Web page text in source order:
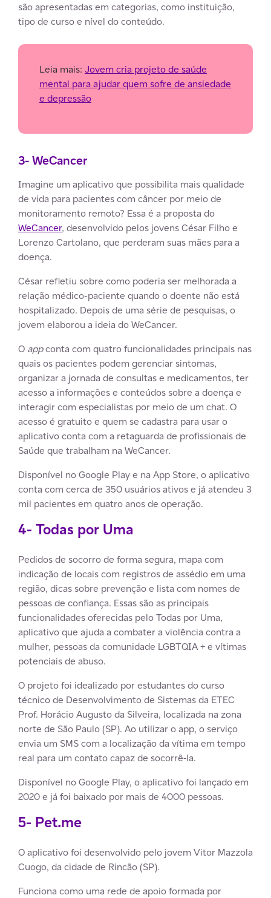
são apresentadas em categorias, como instituição,
tipo de curso e nível do conteúdo.
Leia mais: Jovem cria projeto de saúde
mental para ajudar quem sofre de ansiedade
e depressão
3- WeCancer
Imagine um aplicativo que possibilita mais qualidade
de vida para pacientes com câncer por meio de
monitoramento remoto? Essa é a proposta do
WeCancer, desenvolvido pelos jovens César Filho e
Lorenzo Cartolano, que perderam suas mães para a
doença.
César refletiu sobre como poderia ser melhorada a
relação médico-paciente quando o doente não está
hospitalizado. Depois de uma série de pesquisas, o
jovem elaborou a ideia do WeCancer.
O appconta com quatro funcionalidades principais nas
quais os pacientes podem gerenciar sintomas,
organizar a jornada de consultas e medicamentos, ter
acesso a informações e conteúdos sobre a doença e
interagir com especialistas por meio de um chat. O
acesso é gratuito e quem se cadastra para usar o
aplicativo conta com a retaguarda de profissionais de
Saúde que trabalham na WeCancer.
Disponível no Google Play e na App Store, o aplicativo
conta com cerca de 350 usuários ativos e já atendeu 3
mil pacientes em quatro anos de operação.
4- Todas por Uma
Pedidos de socorro de forma segura, mapa com
indicação de locais com registros de assédio em uma
região, dicas sobre prevenção e lista com nomes de
pessoas de confiança. Essas são as principais
funcionalidades oferecidas pelo Todas por Uma,
aplicativo que ajuda a combater a violência contra a
mulher, pessoas da comunidade LGBTQIA + e vítimas
potenciais de abuso.
O projeto foi idealizado por estudantes do curso
técnico de Desenvolvimento de Sistemas da ETEC
Prof. Horácio Augusto da Silveira, localizada na zona
norte de São Paulo (SP). Ao utilizar o app, o serviço
envia um SMS com a localização da vítima em tempo
real para um contato capaz de socorrê-la.
Disponível no Google Play, o aplicativo foi lançado em
2020 e já foi baixado por mais de 4000 pessoas.
5- Pet.me
O aplicativo foi desenvolvido pelo jovem Vitor Mazzola
Cuogo, da cidade de Rincão (SP).
Funciona como uma rede de apoio formada por